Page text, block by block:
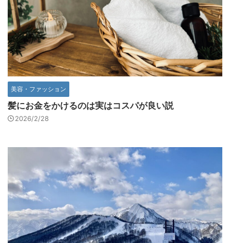
美容・ファッション
髪にお金をかけるのは実はコスパが良い説
2026/2/28